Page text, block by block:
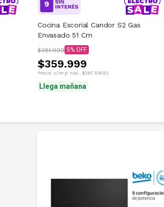
Cocina Escorial Candor S2 Gas
Envasado 51 Cm
$381.999 5
$359.999
Precio s/imp. nac. $297.519,83
Llega mañana